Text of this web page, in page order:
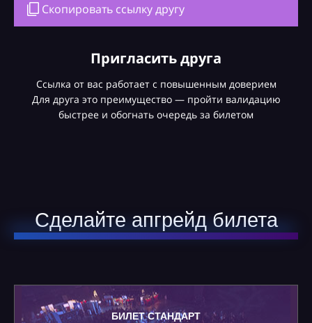
Скопировать ссылку другу
Пригласить друга
Ссылка от вас работает с повышенным доверием
Для друга это преимущество — пройти валидацию
быстрее и обогнать очередь за билетом
Сделайте апгрейд билета
БИЛЕТ СТАНДАРТ